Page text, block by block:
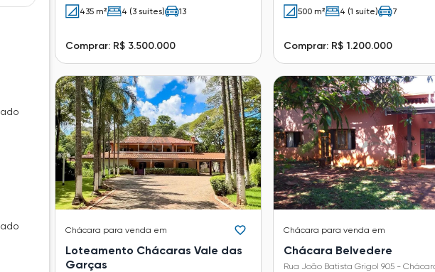
435 m² 4 (3 suítes) 13
Comprar: R$ 3.500.000
500 m² 4 (1 suíte) 7
Comprar: R$ 1.200.000
Chácara para venda em
Loteamento Chácaras Vale das
Garças
Chácara para venda em
Chácara Belvedere
Rua João Batista Grigol 905 -